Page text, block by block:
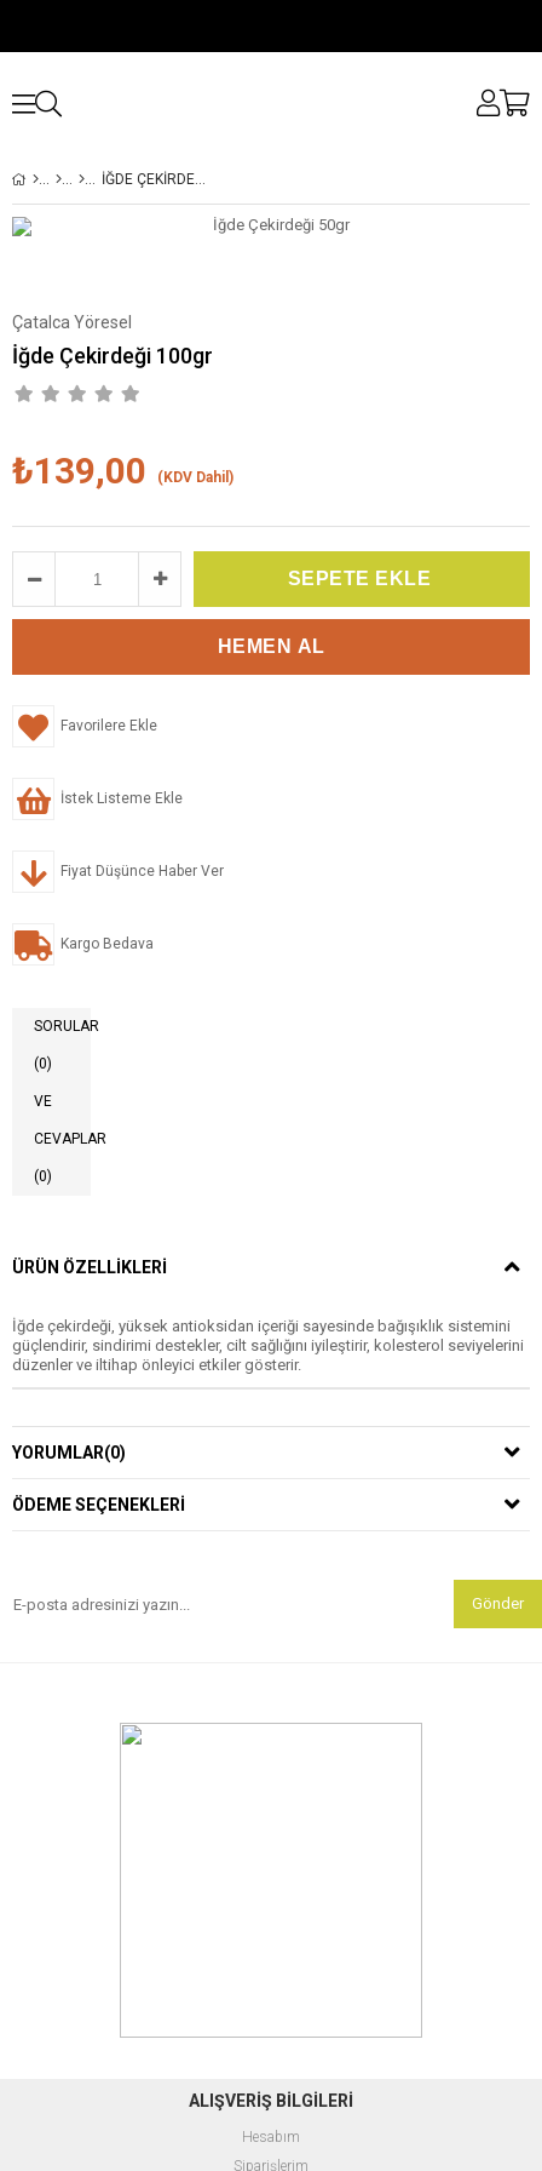
İĞDE ÇEKIRDEĞI 100GR
Çatalca Yöresel
İğde Çekirdeği 100gr
₺139,00 (KDV Dahil)
Favorilere Ekle
İstek Listeme Ekle
Fiyat Düşünce Haber Ver
Kargo Bedava
SORULAR
(0)
VE
CEVAPLAR
(0)
ÜRÜN ÖZELLIKLERI
İğde çekirdeği, yüksek antioksidan içeriği sayesinde bağışıklık sistemini
güçlendirir, sindirimi destekler, cilt sağlığını iyileştirir, kolesterol seviyelerini
düzenler ve iltihap önleyici etkiler gösterir.
YORUMLAR(0)
ÖDEME SEÇENEKLERI
Gönder
ALIŞVERİŞ BİLGİLERİ
Hesabım
Siparişlerim